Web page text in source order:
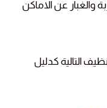
عن الاماكن
التالية كدليل